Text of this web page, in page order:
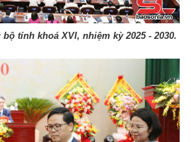
tỉnh khoá XVI, nhiệm kỳ 2025 - 2030.